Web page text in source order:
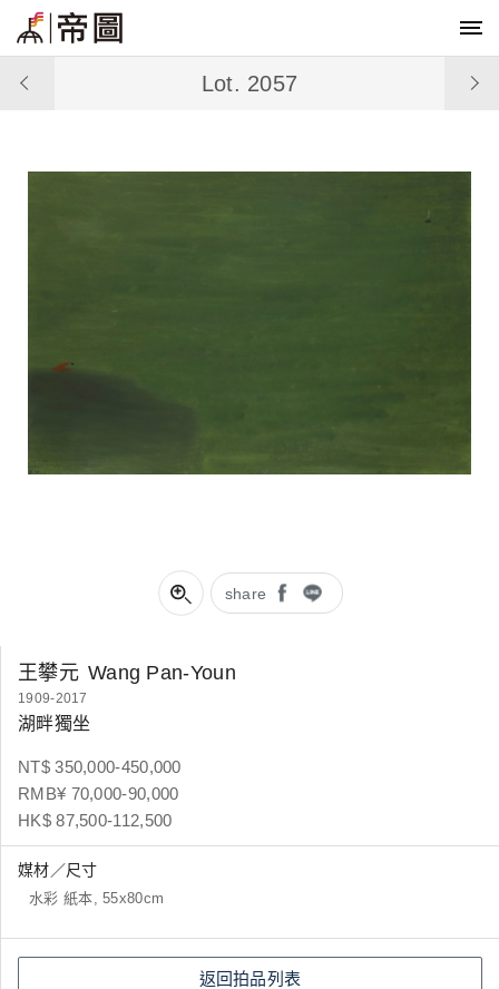
share
Lot. 2057
王攀元 Wang Pan-Youn
1909-2017
湖畔獨坐
NT$ 350,000-450,000
RMB¥ 70,000-90,000
HK$ 87,500-112,500
媒材／尺寸
水彩 紙本, 55x80cm
返回拍品列表